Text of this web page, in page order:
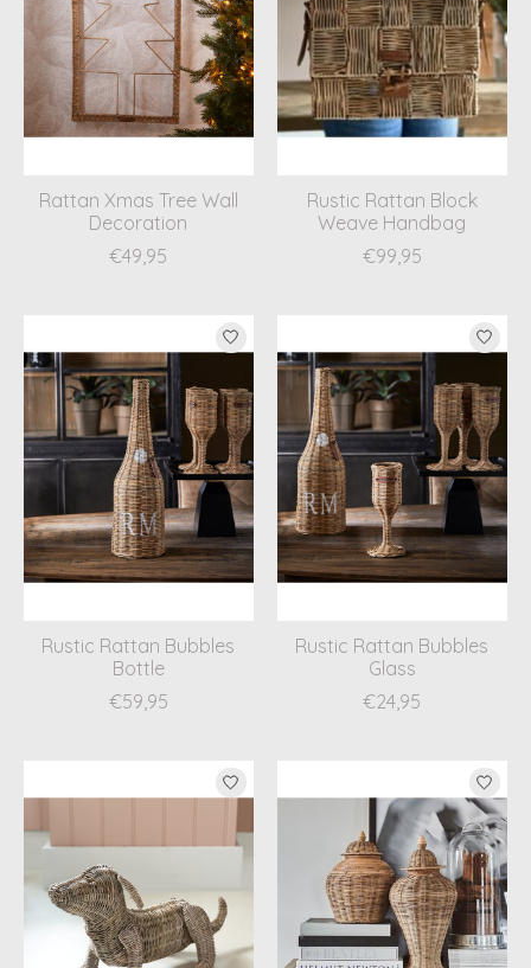
Rattan Xmas Tree Wall
Decoration
€49,95
Rustic Rattan Block
Weave Handbag
€99,95
Rustic Rattan Bubbles
Bottle
€59,95
Rustic Rattan Bubbles
Glass
€24,95